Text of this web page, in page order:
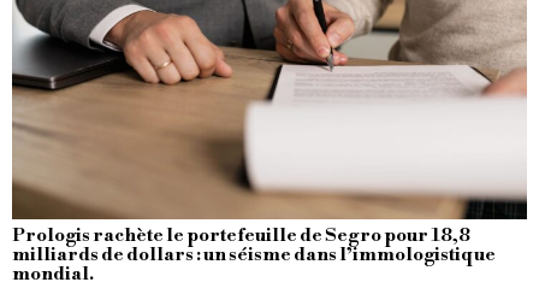
Prologis rachète le portefeuille de Segro pour 18,8
milliards de dollars : un séisme dans l’immologistique
mondial.